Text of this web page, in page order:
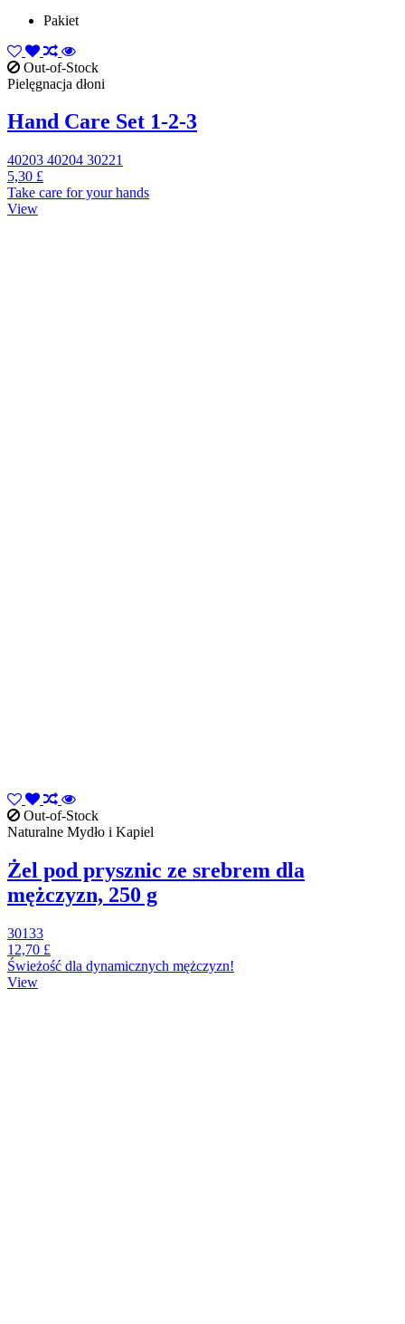
Pakiet
Out-of-Stock
Pielęgnacja dłoni
Hand Care Set 1-2-3
40203 40204 30221
5,30 £
Take care for your hands
View
Out-of-Stock
Naturalne Mydło i Kapiel
Żel pod prysznic ze srebrem dla
mężczyzn, 250 g
30133
12,70 £
Świeżość dla dynamicznych mężczyzn!
View